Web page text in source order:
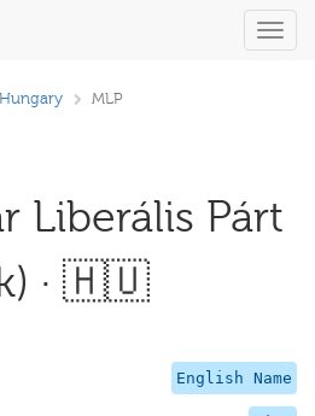
Hungary MLP
Liberális Párt
· 🇭🇺
English Name